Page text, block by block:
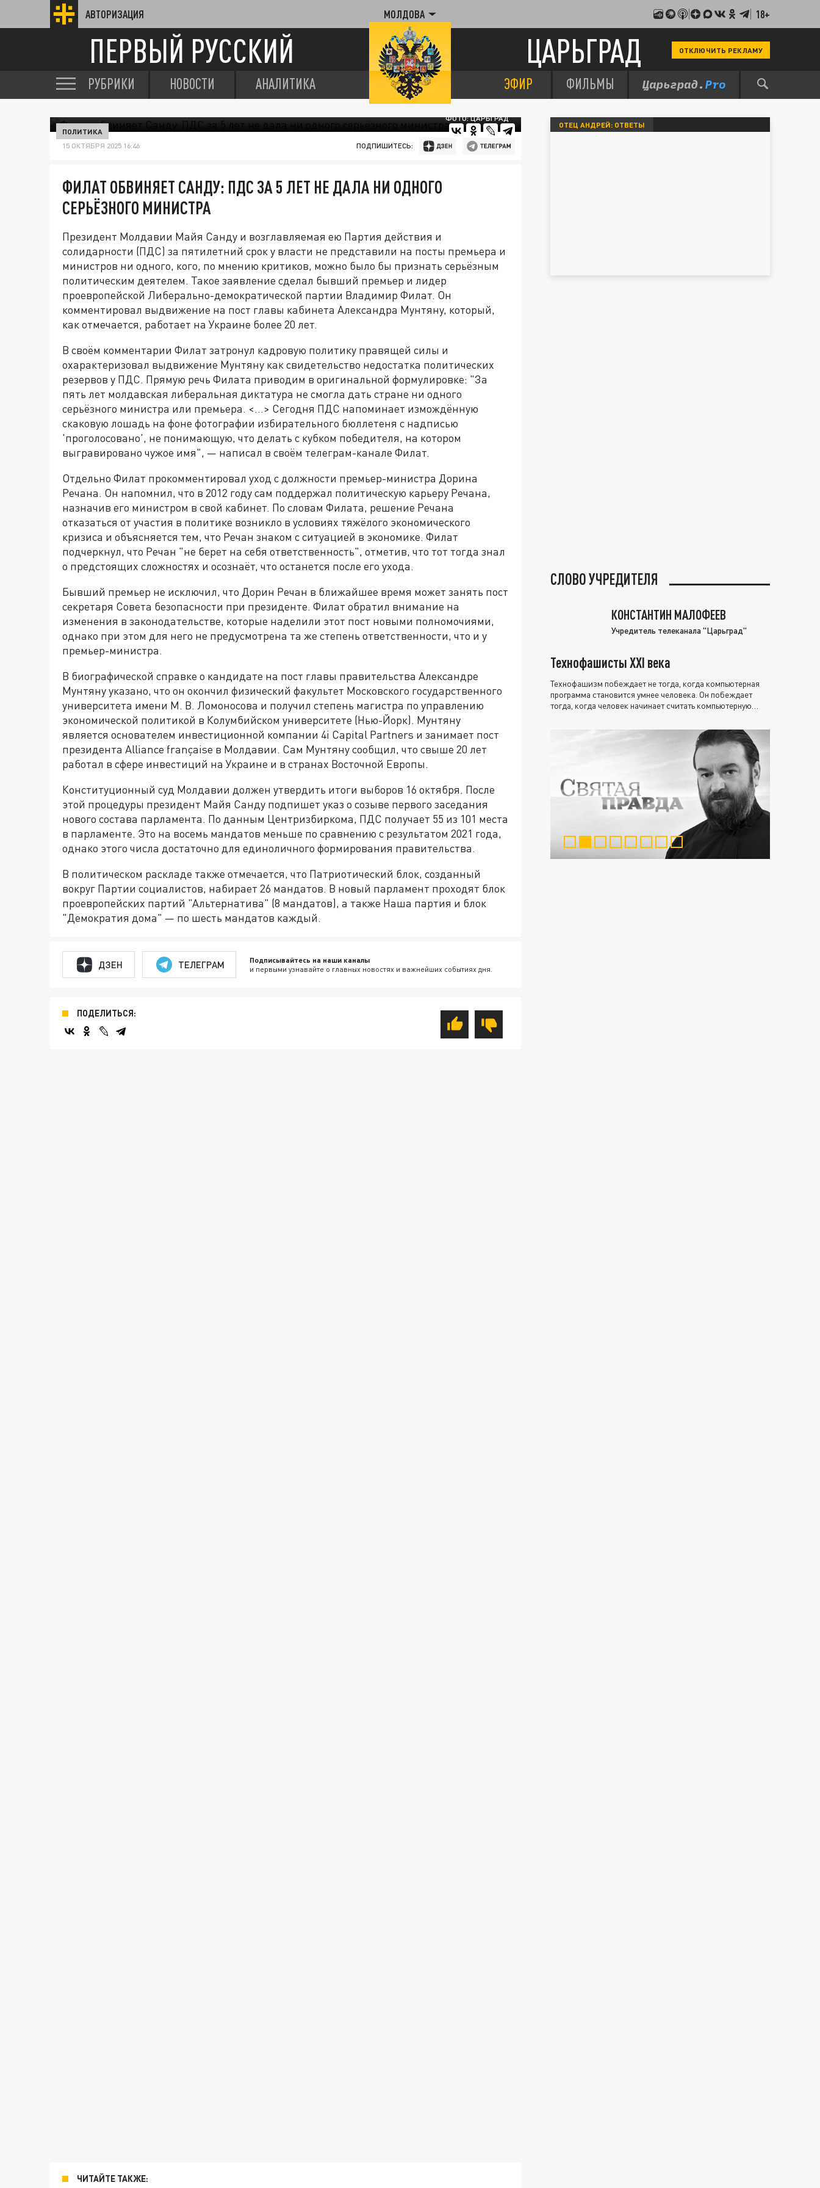
АВТОРИЗАЦИЯ МОЛДОВА 18+
ПЕРВЫЙ РУССКИЙ ЦАРЬГРАД ОТКЛЮЧИТЬ РЕКЛАМУ
РУБРИКИ НОВОСТИ АНАЛИТИКА ЭФИР ФИЛЬМЫ
ФОТО: ЦАРЬГРАД
ПОЛИТИКА
15 ОКТЯБРЯ 2025 16:46 ПОДПИШИТЕСЬ:
ФИЛАТ ОБВИНЯЕТ САНДУ: ПДС ЗА 5 ЛЕТ НЕ ДАЛА НИ ОДНОГО
СЕРЬЁЗНОГО МИНИСТРА
Президент Молдавии Майя Санду и возглавляемая ею Партия действия и
солидарности (ПДС) за пятилетний срок у власти не представили на посты премьера и
министров ни одного, кого, по мнению критиков, можно было бы признать серьёзным
политическим деятелем. Такое заявление сделал бывший премьер и лидер
проевропейской Либерально-демократической партии Владимир Филат. Он
комментировал выдвижение на пост главы кабинета Александра Мунтяну, который,
как отмечается, работает на Украине более 20 лет.
В своём комментарии Филат затронул кадровую политику правящей силы и
охарактеризовал выдвижение Мунтяну как свидетельство недостатка политических
резервов у ПДС. Прямую речь Филата приводим в оригинальной формулировке: "За
пять лет молдавская либеральная диктатура не смогла дать стране ни одного
серьёзного министра или премьера. <...> Сегодня ПДС напоминает измождённую
скаковую лошадь на фоне фотографии избирательного бюллетеня с надписью
'проголосовано', не понимающую, что делать с кубком победителя, на котором
выгравировано чужое имя", — написал в своём телеграм-канале Филат.
Отдельно Филат прокомментировал уход с должности премьер-министра Дорина
Речана. Он напомнил, что в 2012 году сам поддержал политическую карьеру Речана,
назначив его министром в свой кабинет. По словам Филата, решение Речана
отказаться от участия в политике возникло в условиях тяжёлого экономического
кризиса и объясняется тем, что Речан знаком с ситуацией в экономике. Филат
подчеркнул, что Речан "не берет на себя ответственность", отметив, что тот тогда знал
о предстоящих сложностях и осознаёт, что останется после его ухода.
Бывший премьер не исключил, что Дорин Речан в ближайшее время может занять пост
секретаря Совета безопасности при президенте. Филат обратил внимание на
изменения в законодательстве, которые наделили этот пост новыми полномочиями,
однако при этом для него не предусмотрена та же степень ответственности, что и у
премьер-министра.
В биографической справке о кандидате на пост главы правительства Александре
Мунтяну указано, что он окончил физический факультет Московского государственного
университета имени М. В. Ломоносова и получил степень магистра по управлению
экономической политикой в Колумбийском университете (Нью-Йорк). Мунтяну
является основателем инвестиционной компании 4i Capital Partners и занимает пост
президента Alliance française в Молдавии. Сам Мунтяну сообщил, что свыше 20 лет
работал в сфере инвестиций на Украине и в странах Восточной Европы.
Конституционный суд Молдавии должен утвердить итоги выборов 16 октября. После
этой процедуры президент Майя Санду подпишет указ о созыве первого заседания
нового состава парламента. По данным Центризбиркома, ПДС получает 55 из 101 места
в парламенте. Это на восемь мандатов меньше по сравнению с результатом 2021 года,
однако этого числа достаточно для единоличного формирования правительства.
В политическом раскладе также отмечается, что Патриотический блок, созданный
вокруг Партии социалистов, набирает 26 мандатов. В новый парламент проходят блок
проевропейских партий "Альтернатива" (8 мандатов), а также Наша партия и блок
"Демократия дома" — по шесть мандатов каждый.
ДЗЕН ТЕЛЕГРАМ Подписывайтесь на наши каналы
и первыми узнавайте о главных новостях и важнейших событиях дня.
ПОДЕЛИТЬСЯ:
ЧИТАЙТЕ ТАКЖЕ:
ОТЕЦ АНДРЕЙ: ОТВЕТЫ
СЛОВО УЧРЕДИТЕЛЯ
КОНСТАНТИН МАЛОФЕЕВ
Учредитель телеканала "Царьград"
Технофашисты XXI века
Технофашизм побеждает не тогда, когда компьютерная
программа становится умнее человека. Он побеждает
тогда, когда человек начинает считать компьютерную